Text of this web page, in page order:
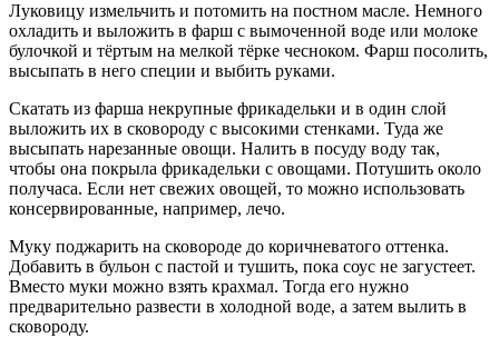
Луковицу измельчить и потомить на постном масле. Немного
охладить и выложить в фарш с вымоченной воде или молоке
булочкой и тёртым на мелкой тёрке чесноком. Фарш посолить,
высыпать в него специи и выбить руками.
Скатать из фарша некрупные фрикадельки и в один слой
выложить их в сковороду с высокими стенками. Туда же
высыпать нарезанные овощи. Налить в посуду воду так,
чтобы она покрыла фрикадельки с овощами. Потушить около
получаса. Если нет свежих овощей, то можно использовать
консервированные, например, лечо.
Муку поджарить на сковороде до коричневатого оттенка.
Добавить в бульон с пастой и тушить, пока соус не загустеет.
Вместо муки можно взять крахмал. Тогда его нужно
предварительно развести в холодной воде, а затем вылить в
сковороду.